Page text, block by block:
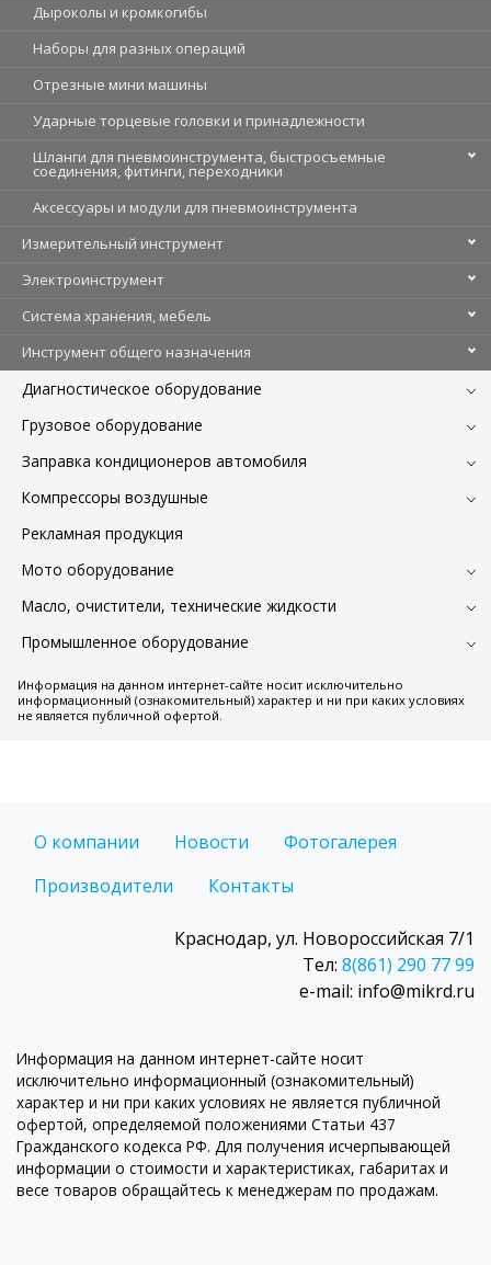
Дыроколы и кромкогибы
Наборы для разных операций
Отрезные мини машины
Ударные торцевые головки и принадлежности
Шланги для пневмоинструмента, быстросъемные
соединения, фитинги, переходники
Аксессуары и модули для пневмоинструмента
Измерительный инструмент
Электроинструмент
Система хранения, мебель
Инструмент общего назначения
Диагностическое оборудование
Грузовое оборудование
Заправка кондиционеров автомобиля
Компрессоры воздушные
Рекламная продукция
Мото оборудование
Масло, очистители, технические жидкости
Промышленное оборудование
Информация на данном интернет-сайте носит исключительно
информационный (ознакомительный) характер и ни при каких условиях
не является публичной офертой.
О компании Новости
Фотогалерея
Производители
Контакты
Краснодар, ул. Новороссийская 7/1
Тел: 8(861) 290 77 99
e-mail: info@mikrd.ru
Информация на данном интернет-сайте носит
исключительно информационный (ознакомительный)
характер и ни при каких условиях не является публичной
офертой, определяемой положениями Статьи 437
Гражданского кодекса РФ. Для получения исчерпывающей
информации о стоимости и характеристиках, габаритах и
весе товаров обращайтесь к менеджерам по продажам.